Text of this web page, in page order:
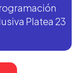
Platea 23